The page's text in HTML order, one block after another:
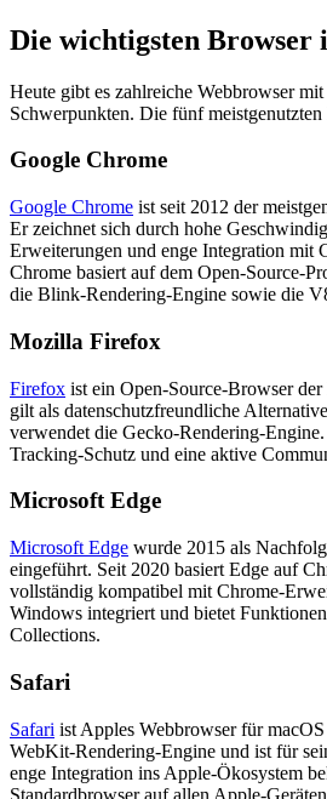
Die wichtigsten Browser
Heute gibt es zahlreiche Webbrowser
Schwerpunkten. Die fünf
Google Chrome
Google Chrome ist seit 2012 der
Er zeichnet sich durch hohe
Erweiterungen und enge Integration mit
Chrome basiert auf dem Open-Source-
die Blink-Rendering-Engine sowie die
Mozilla Firefox
Firefox ist ein Open-Source-Browser
gilt als datenschutzfreundliche
verwendet die Gecko-Rendering-
Tracking-Schutz und eine aktive
Microsoft Edge
Microsoft Edge wurde 2015 als
eingeführt. Seit 2020 basiert Edge auf
vollständig kompatibel mit Chrome-
Windows integriert und bietet
Collections.
Safari
Safari ist Apples Webbrowser für
WebKit-Rendering-Engine und ist für
enge Integration ins Apple-Ökosystem
Standardbrowser auf allen Apple-Geräten.